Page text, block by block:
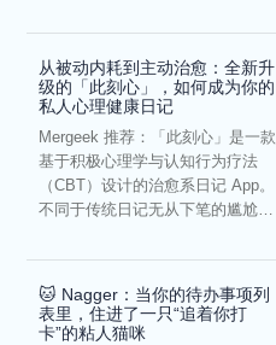
从被动内耗到主动治愈：全新升
级的「此刻心」，如何成为你的
私人心理健康日记
Mergeek 推荐：「此刻心」是一款
基于积极心理学与认知行为疗法
（CBT）设计的治愈系日记 App。
不同于传统日记无从下笔的尴尬，
🐱 Nagger：当你的待办事项列
表里，住进了一只“追着你打
卡”的粘人猫咪